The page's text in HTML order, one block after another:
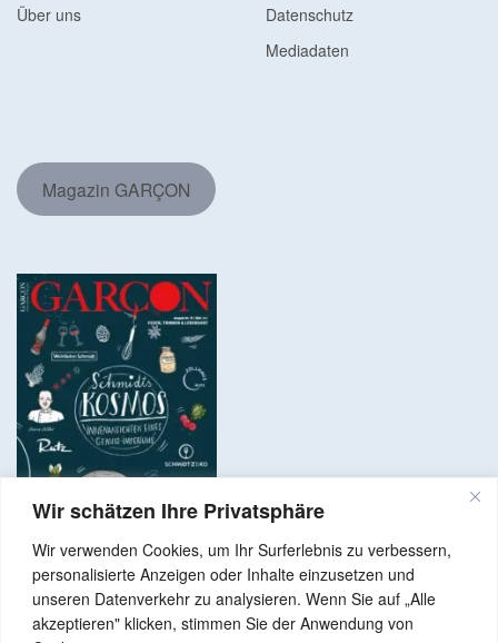
Wir schätzen Ihre Privatsphäre
Wir verwenden Cookies, um Ihr Surferlebnis zu verbessern,
personalisierte Anzeigen oder Inhalte einzusetzen und
unseren Datenverkehr zu analysieren. Wenn Sie auf „Alle
akzeptieren" klicken, stimmen Sie der Anwendung von
Über uns
Datenschutz
Mediadaten
Magazin GARÇON
Copyright © 2024 Alle Rechte vorbehalten. GenussNetzwerk.com